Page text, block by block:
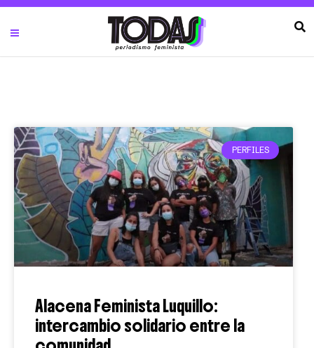
PERFILES
Alacena Feminista Luquillo:
intercambio solidario entre la